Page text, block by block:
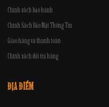
Chính sách bảo hành
Chính Sách Bảo Mật Thông Tin
Giao hàng và thanh toán
Chính sách đổi trả hàng
ĐỊA ĐIỂM